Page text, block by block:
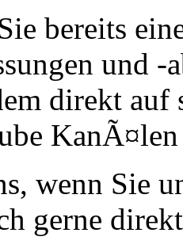
bereits
und -
direkt auf
wenn Sie
gerne